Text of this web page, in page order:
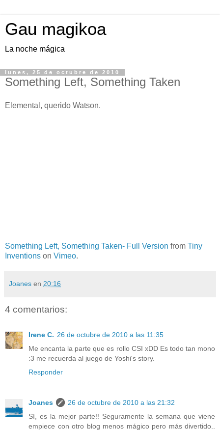
Gau magikoa
La noche mágica
lunes, 25 de octubre de 2010
Something Left, Something Taken
Elemental, querido Watson.
Something Left, Something Taken- Full Version from Tiny
Inventions on Vimeo.
Joanes en 20:16
4 comentarios:
Irene C. 26 de octubre de 2010 a las 11:35
Me encanta la parte que es rollo CSI xDD Es todo tan mono
:3 me recuerda al juego de Yoshi's story.
Responder
Joanes
26 de octubre de 2010 a las 21:32
Sí, es la mejor parte!! Seguramente la semana que viene
empiece con otro blog menos mágico pero más divertido..